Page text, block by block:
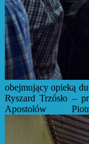
obejmujący opieką
Ryszard Trzósło –
Apostołów